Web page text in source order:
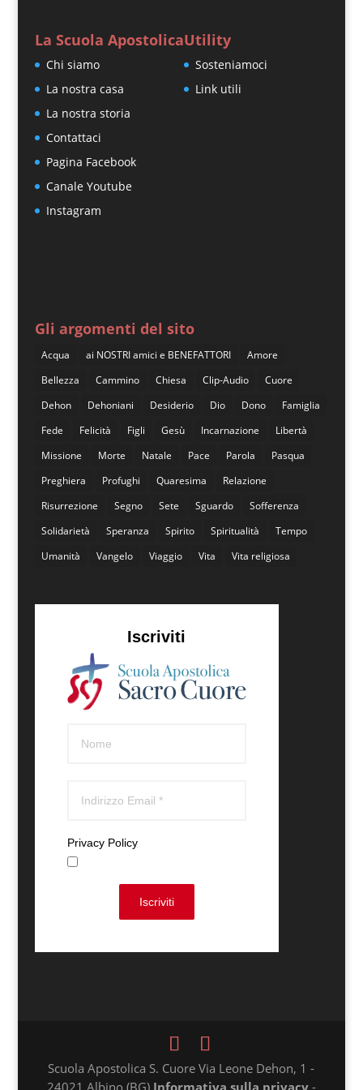
La Scuola Apostolica
Chi siamo
La nostra casa
La nostra storia
Contattaci
Pagina Facebook
Canale Youtube
Instagram
Utility
Sosteniamoci
Link utili
Gli argomenti del sito
Acqua ai NOSTRI amici e BENEFATTORI
Amore
Bellezza
Cammino Chiesa Clip-Audio
Cuore
Dehon
Dehoniani Desiderio Dio Dono
Famiglia
Fede
Felicità Figli Gesù Incarnazione
Libertà
Missione
Morte Natale Pace Parola
Pasqua
Preghiera
Profughi Quaresima
Relazione
Risurrezione
Segno Sete Sguardo
Sofferenza
Solidarietà
Speranza Spirito Spiritualità
Tempo
Umanità
Vangelo Viaggio Vita Vita religiosa
Iscriviti
Privacy Policy
Iscriviti
Scuola Apostolica S. Cuore Via Leone Dehon, 1 -